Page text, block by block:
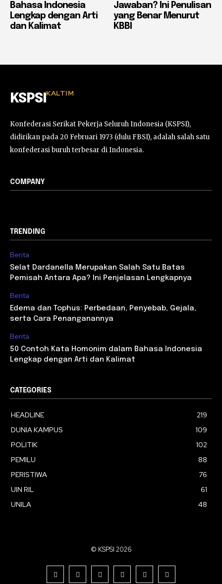
Bahasa Indonesia
Lengkap dengan Arti
dan Kalimat
Jawaban? Ini Penulisan
yang Benar Menurut
KBBI
KSPSI KALTIM
Konfederasi Serikat Pekerja Seluruh Indonesia (KSPSI),
didirikan pada 20 Februari 1973 (dulu FBSI), adalah salah satu
konfederasi buruh terbesar di Indonesia.
COMPANY
TRENDING
Berita
Selat Dardanella Merupakan Salah Satu Batas
Pemisah Antara Apa? Ini Penjelasan Lengkapnya
Berita
Edema dan Tophus: Perbedaan, Penyebab, Gejala,
serta Cara Penanganannya
Berita
50 Contoh Kata Homonim dalam Bahasa Indonesia
Lengkap dengan Arti dan Kalimat
CATEGORIES
HEADLINE
219
DUNIA KAMPUS
109
POLITIK
102
PEMILU
88
PERISTIWA
76
UIN RIL
61
UNILA
48
© KSPSI 2026